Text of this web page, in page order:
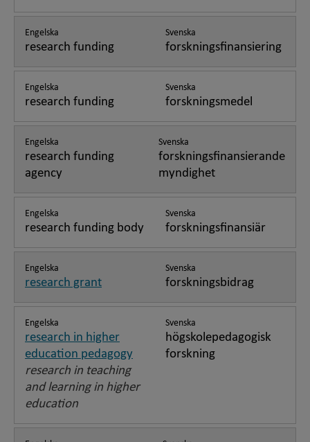
Engelska
research funding
Svenska
forskningsfinansiering
Engelska
research funding
Svenska
forskningsmedel
Engelska
research funding
agency
Svenska
forskningsfinansierande
myndighet
Engelska
research funding body
Svenska
forskningsfinansiär
Engelska
research grant
Svenska
forskningsbidrag
Engelska
research in higher
education pedagogy
research in teaching
and learning in higher
education
Svenska
högskolepedagogisk
forskning